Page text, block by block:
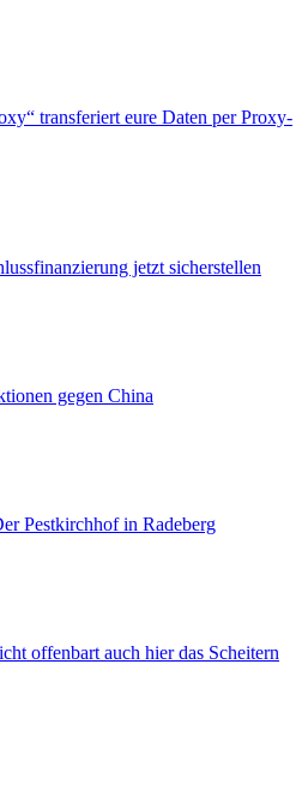
transferiert eure Daten per Proxy-
jetzt sicherstellen
gegen China
Pestkirchhof in Radeberg
offenbart auch hier das Scheitern